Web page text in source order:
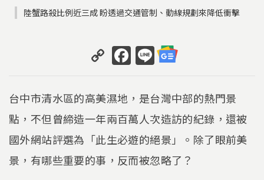
陸蟹路殺比例近三成 盼透過交通管制、動線規劃來降低衝擊
C
o
p
y
Li
n
k
F
a
c
e
b
o
o
Li
n
e
台中市清水區的高美濕地，是台灣中部的熱門景
點，不但曾締造一年兩百萬人次造訪的紀錄，還被
國外網站評選為「此生必遊的絕景」。除了眼前美
景，有哪些重要的事，反而被忽略了？